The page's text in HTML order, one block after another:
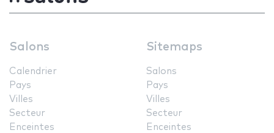
Salons
Calendrier
Pays
Villes
Secteur
Enceintes
Sitemaps
Salons
Pays
Villes
Secteur
Enceintes